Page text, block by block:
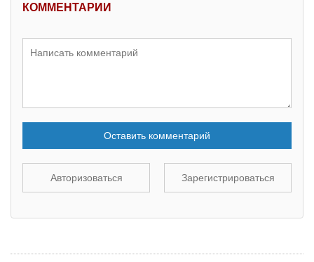
КОММЕНТАРИИ
Оставить комментарий
Авторизоваться Зарегистрироваться